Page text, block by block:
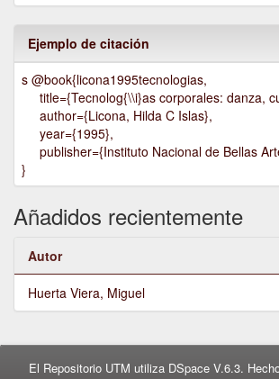
Ejemplo de citación
s @book{licona1995tecnologias,
title={Tecnolog{\\i}as corporales: danza,
author={Licona, Hilda C Islas},
year={1995},
publisher={Instituto Nacional de Bellas
}
Añadidos recientemente
Autor
Huerta Viera, Miguel
El Repositorio UTM utiliza DSpace V.6.3.